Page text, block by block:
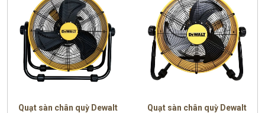
Quạt sàn chân quỳ Dewalt
Quạt sàn chân quỳ Dewalt